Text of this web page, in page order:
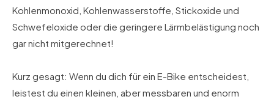
Kohlenmonoxid, Kohlenwasserstoffe, Stickoxide und
Schwefeloxide oder die geringere Lärmbelästigung noch
gar nicht mitgerechnet!
Kurz gesagt: Wenn du dich für ein E-Bike entscheidest,
leistest du einen kleinen, aber messbaren und enorm